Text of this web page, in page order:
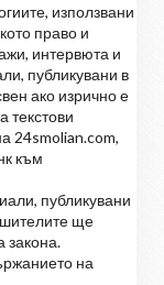
използвани
право и
интервюта и
публикувани в
ако изрично е
текстови
24smolian.com,
към
публикувани
ще
закона.
на